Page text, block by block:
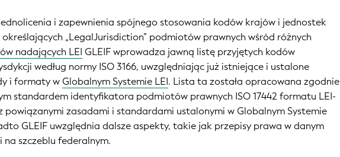
i zapewnienia spójnego stosowania kodów krajów i jednostek
określających „LegalJurisdiction” podmiotów prawnych wśród różnych
nadających LEI GLEIF wprowadza jawną listę przyjętych kodów
według normy ISO 3166, uwzględniając już istniejące i ustalone
i formaty wGlobalnym Systemie LEI. Lista ta została opracowana zgodnie
standardem identyfikatora podmiotów prawnych ISO 17442 formatu LEI-
powiązanymi zasadami i standardami ustalonymi w Globalnym Systemie
GLEIF uwzględnia dalsze aspekty, takie jak przepisy prawa w danym
na szczeblu federalnym.